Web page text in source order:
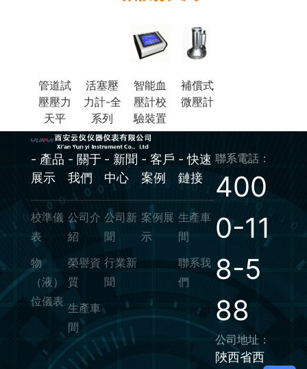
管道試
壓壓力
天平
活塞壓
力計-全
系列
智能血
壓計校
驗裝置
補償式
微壓計
- 產品
展示
校準儀
表
物
（液）
位儀表
- 關于
我們
公司介
紹
榮譽資
質
生產車
間
- 新聞
中心
公司新
聞
行業新
聞
- 客戶
案例
案例展
示
- 快速
鏈接
生產車
間
聯系我
們
聯系電話：
400
0-11
8-5
88
公司地址：
陜西省西